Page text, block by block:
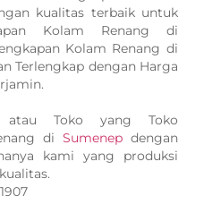
kualitas terbaik untuk
Kolam Renang di
Kolam Renang di
Terlengkap dengan Harga
atau Toko yang Toko
di Sumenepdengan
kami yang produksi